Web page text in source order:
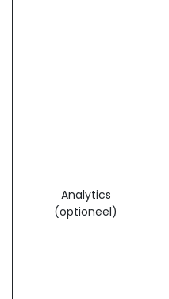
Analytics
(optioneel)